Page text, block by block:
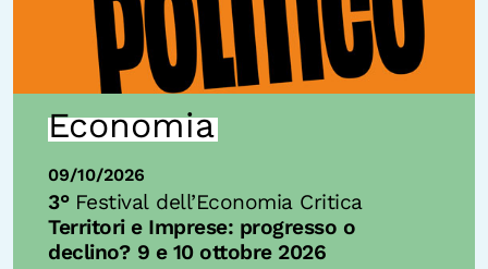
Economia
09/10/2026
3° Festival dell’Economia Critica
Territori e Imprese: progresso o
declino? 9 e 10 ottobre 2026